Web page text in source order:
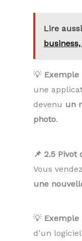
Lire
💡 Exemple
une
devenu un
photo.
📌 2.5 Pivot
Vous vendez
une
💡 Exemple
d’un